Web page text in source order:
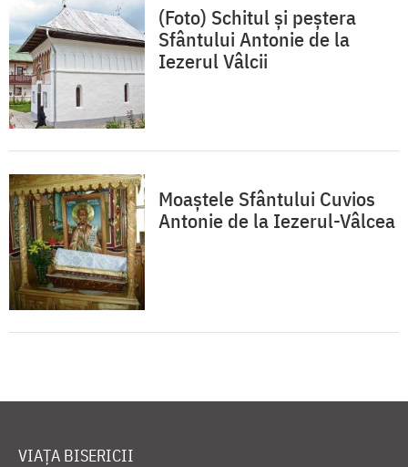
(Foto) Schitul și peștera
Sfântului Antonie de la
Iezerul Vâlcii
Moaștele Sfântului Cuvios
Antonie de la Iezerul-Vâlcea
VIAȚA BISERICII